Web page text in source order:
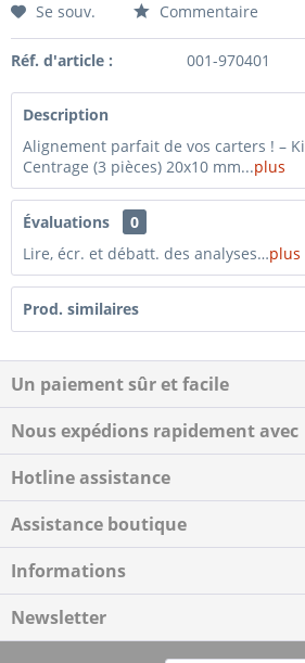
Se souv. Commentaire
Réf. d'article : 001-970401
Description
Alignement parfait de vos carters ! –
Centrage (3 pièces) 20x10 mm...plus
Évaluations
0
Lire, écr. et débatt. des analyses…plus
Prod. similaires
Un paiement sûr et facile
Nous expédions rapidement avec
Hotline assistance
Assistance boutique
Informations
Newsletter